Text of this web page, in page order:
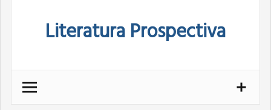
Literatura Prospectiva